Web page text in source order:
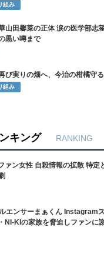
組み
山田馨菜の正体 涙の医学部志
黒い噂まで
び実りの畑へ、今治の柑橘守
組み
キング RANKING
ァン女性 自殺情報の拡散 特定
エンサーまぁくん Instagram
NI-KIの家族を脅迫しファンに